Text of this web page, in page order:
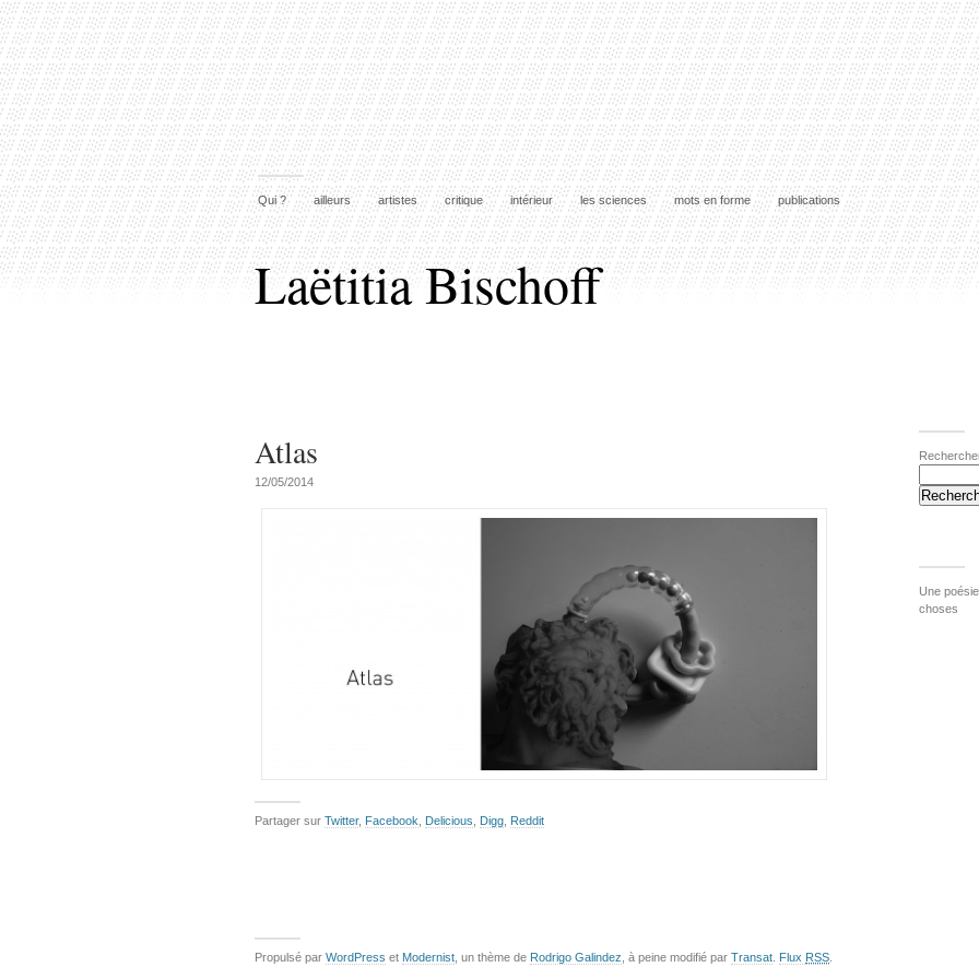
Qui ? ailleurs artistes critique intérieur les sciences mots en forme publications
Laëtitia Bischoff
Atlas
12/05/2014
Partager sur Twitter, Facebook, Delicious, Digg, Reddit
Une
choses
Propulsé par WordPress et Modernist, un thème de Rodrigo Galindez, à peine modifié par Transat. Flux RSS.